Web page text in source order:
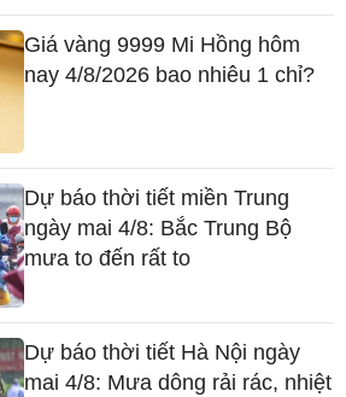
Giá vàng 9999 Mi Hồng hôm
nay 4/8/2026 bao nhiêu 1 chỉ?
Dự báo thời tiết miền Trung
ngày mai 4/8: Bắc Trung Bộ
mưa to đến rất to
Dự báo thời tiết Hà Nội ngày
mai 4/8: Mưa dông rải rác, nhiệt